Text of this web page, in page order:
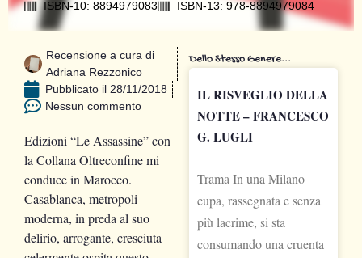
ISBN-10: 8894979083
ISBN-13: 978-8894979084
Recensione a cura di
Adriana Rezzonico
Pubblicato il 28/11/2018
Nessun commento
Edizioni “Le Assassine” con
la Collana Oltreconfine mi
conduce in Marocco.
Casablanca, metropoli
moderna, in preda al suo
delirio, arrogante, cresciuta
Dello Stesso Genere...
IL RISVEGLIO DELLA
NOTTE – FRANCESCO
G. LUGLI
Trama In una Milano
cupa, rassegnata e senza
più lacrime, si sta
consumando una cruenta